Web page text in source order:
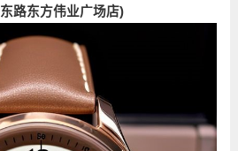
路东方伟业广场店)